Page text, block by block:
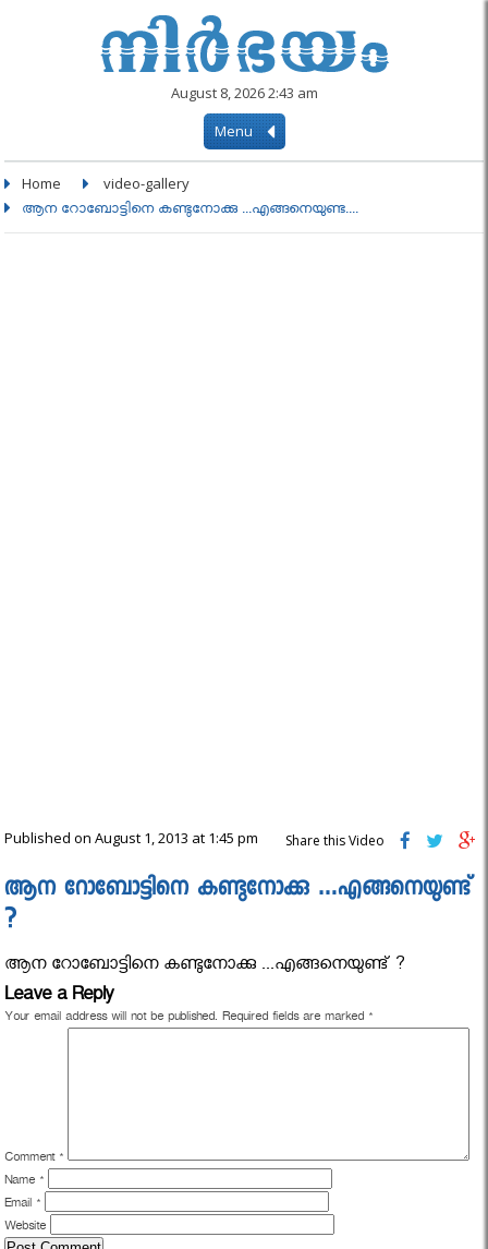
August 8, 2026 2:43 am
Menu
Home video-gallery
ആന റോബോട്ടിനെ കണ്ടുനോക്കു ...എങ്ങനെയുണ്ട....
Published on August 1, 2013 at 1:45 pm Share this Video
ആന റോബോട്ടിനെ കണ്ടുനോക്കു …എങ്ങനെയുണ്ട്
?
ആന റോബോട്ടിനെ കണ്ടുനോക്കു ...എങ്ങനെയുണ്ട് ?
Leave a Reply
Your email address will not be published. Required fields are marked *
Comment *
Name *
Email *
Website